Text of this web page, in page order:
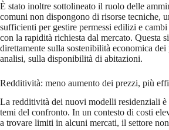
È stato inoltre sottolineato il ruolo delle
comuni non dispongono di risorse tecniche,
sufficienti per gestire permessi edilizi e cambi
con la rapidità richiesta dal mercato. Questa
direttamente sulla sostenibilità economica
analisi, sulla disponibilità di abitazioni.
Redditività: meno aumento dei prezzi, più
La redditività dei nuovi modelli residenziali è
temi del confronto. In un contesto di costi
a trovare limiti in alcuni mercati, il settore